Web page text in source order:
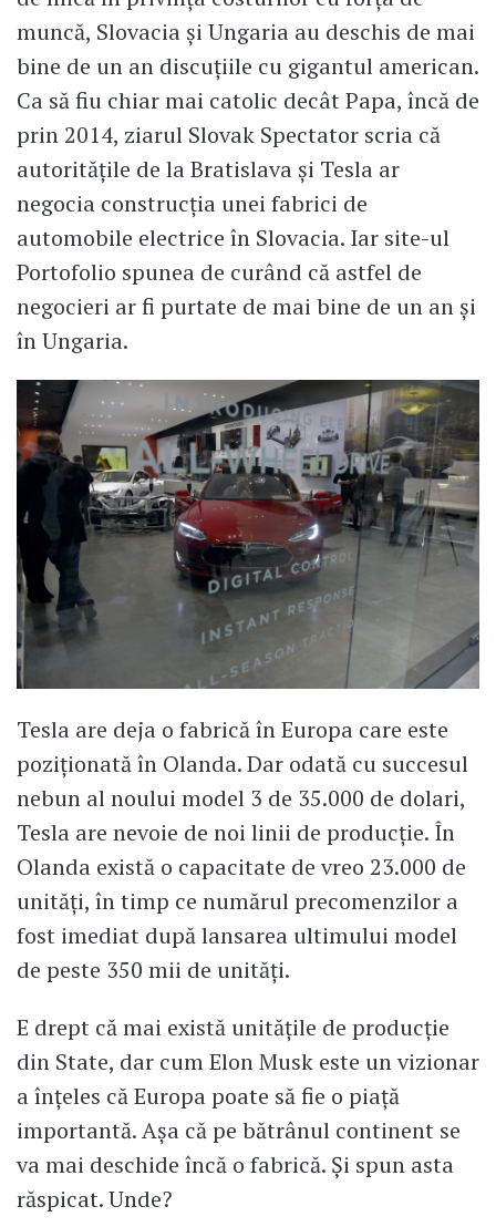
muncă, Slovacia şi Ungaria au deschis de mai
bine de un an discuţiile cu gigantul american.
Ca să fiu chiar mai catolic decât Papa, încă de
prin 2014, ziarul Slovak Spectator scria că
autorităţile de la Bratislava şi Tesla ar
negocia construcţia unei fabrici de
automobile electrice în Slovacia. Iar site-ul
Portofolio spunea de curând că astfel de
negocieri ar fi purtate de mai bine de un an şi
în Ungaria.
Tesla are deja o fabrică în Europa care este
poziţionată în Olanda. Dar odată cu succesul
nebun al noului model 3 de 35.000 de dolari,
Tesla are nevoie de noi linii de producţie. În
Olanda există o capacitate de vreo 23.000 de
unităţi, în timp ce numărul precomenzilor a
fost imediat după lansarea ultimului model
de peste 350 mii de unităţi.
E drept că mai există unităţile de producţie
din State, dar cum Elon Musk este un vizionar
a înţeles că Europa poate să fie o piaţă
importantă. Aşa că pe bătrânul continent se
va mai deschide încă o fabrică. Şi spun asta
răspicat. Unde?